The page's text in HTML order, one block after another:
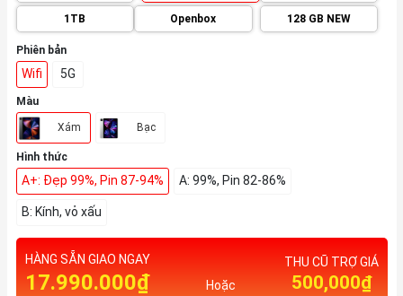
1TB Openbox 128 GB NEW
Phiên bản
Wifi 5G
Màu
Xám Bạc
Hình thức
A+: Đẹp 99%, Pin 87-94% A: 99%, Pin 82-86%
B: Kính, vỏ xấu
HÀNG SẴN GIAO NGAY
17.990.000₫ Hoặc
THU CŨ TRỢ GIÁ
500,000₫